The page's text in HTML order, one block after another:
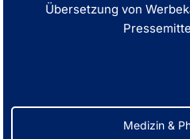
Übersetzung von
Medizin &